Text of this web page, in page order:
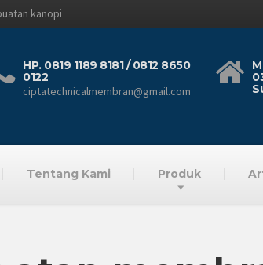
kanopi
HP. 0819 1189 8181 / 0812 8650
0122
ciptatechnicalmembran@gmail.com
Tentang Kami Produk